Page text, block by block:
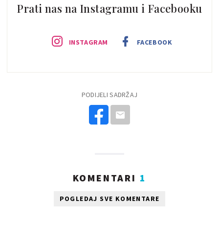
Prati nas na Instagramu i Facebooku
INSTAGRAM FACEBOOK
PODIJELI SADRŽAJ
KOMENTARI 1
POGLEDAJ SVE KOMENTARE